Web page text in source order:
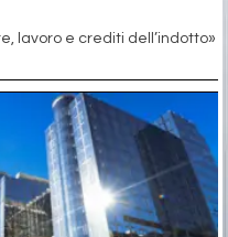
lavoro e crediti dell’indotto»